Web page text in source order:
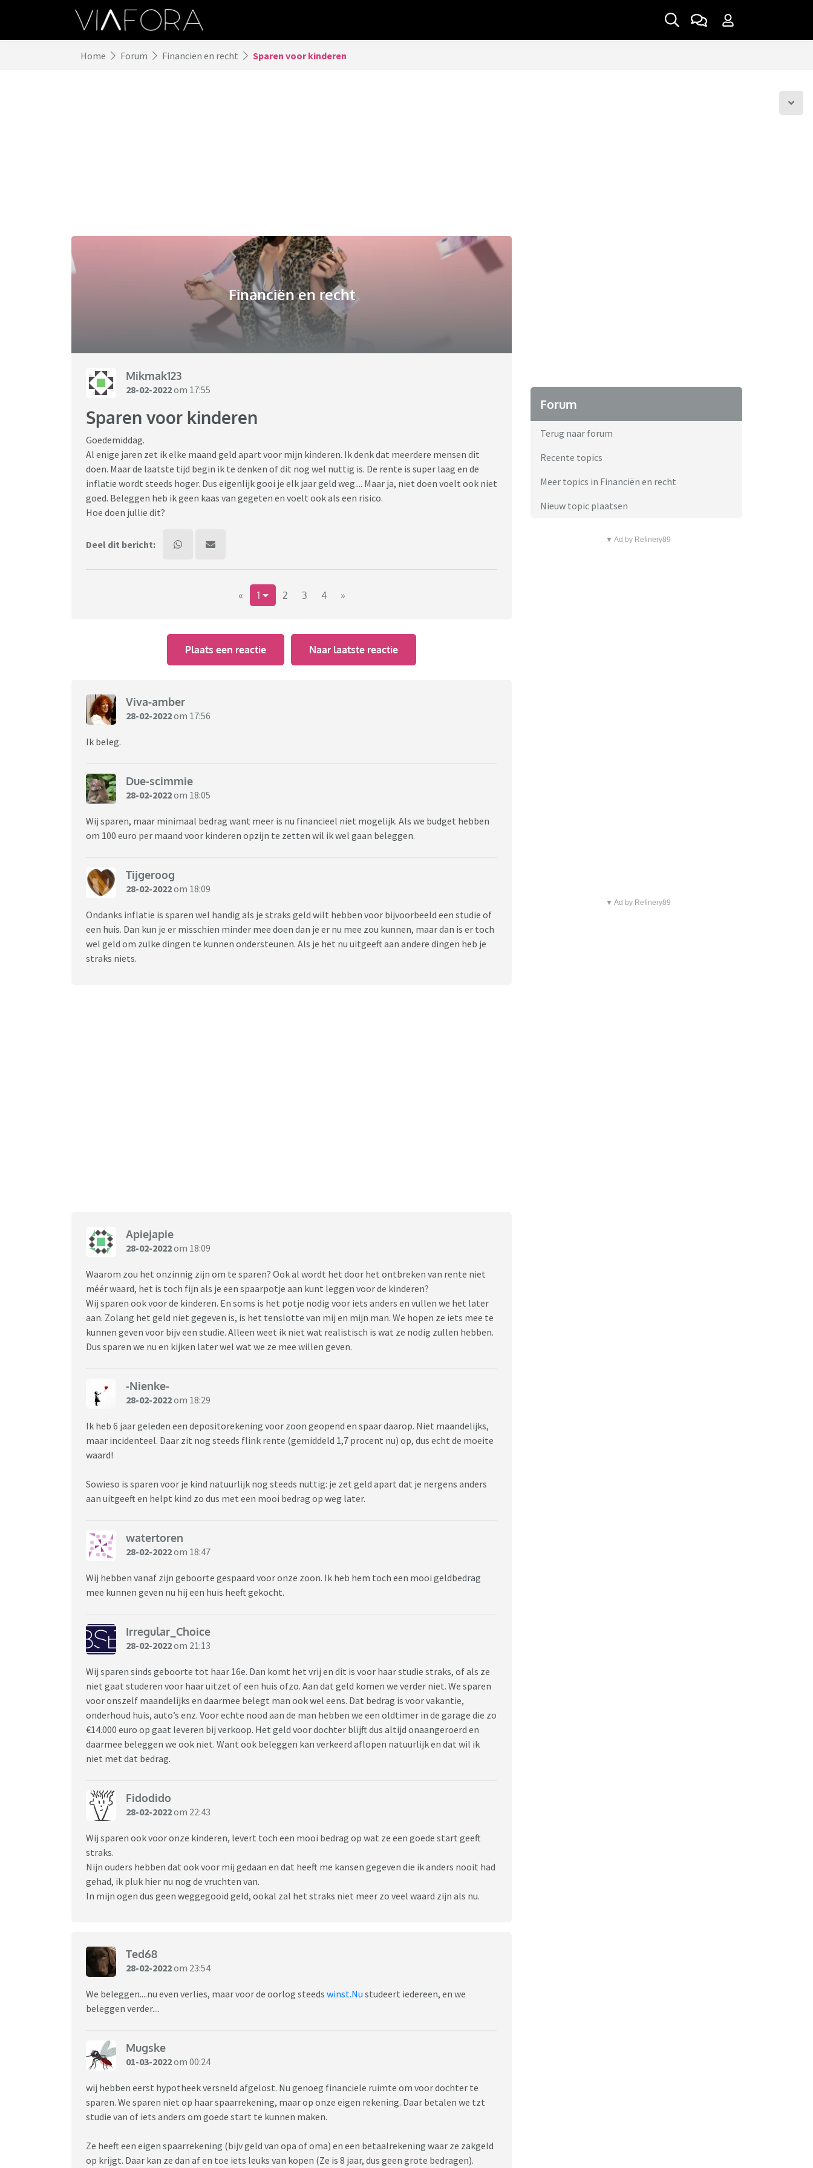
Home Forum Financiën en recht Sparen voor kinderen
Financiën en recht
Mikmak123
28-02-2022om 17:55
Sparen voor kinderen
Goedemiddag.
Al enige jaren zet ik elke maand geld apart voor mijn kinderen. Ik denk dat meerdere mensen dit
doen. Maar de laatste tijd begin ik te denken of dit nog wel nuttig is. De rente is super laag en de
inflatie wordt steeds hoger. Dus eigenlijk gooi je elk jaar geld weg.... Maar ja, niet doen voelt ook niet
goed. Beleggen heb ik geen kaas van gegeten en voelt ook als een risico.
Hoe doen jullie dit?
Deel dit bericht:
« 1 2 3 4 »
Plaats een reactie Naar laatste reactie
Viva-amber
28-02-2022om 17:56
Ik beleg.
Due-scimmie
28-02-2022om 18:05
Wij sparen, maar minimaal bedrag want meer is nu financieel niet mogelijk. Als we budget hebben
om 100 euro per maand voor kinderen opzijn te zetten wil ik wel gaan beleggen.
Tijgeroog
28-02-2022om 18:09
Ondanks inflatie is sparen wel handig als je straks geld wilt hebben voor bijvoorbeeld een studie of
een huis. Dan kun je er misschien minder mee doen dan je er nu mee zou kunnen, maar dan is er toch
wel geld om zulke dingen te kunnen ondersteunen. Als je het nu uitgeeft aan andere dingen heb je
straks niets.
Apiejapie
28-02-2022om 18:09
Waarom zou het onzinnig zijn om te sparen? Ook al wordt het door het ontbreken van rente niet
méér waard, het is toch fijn als je een spaarpotje aan kunt leggen voor de kinderen?
Wij sparen ook voor de kinderen. En soms is het potje nodig voor iets anders en vullen we het later
aan. Zolang het geld niet gegeven is, is het tenslotte van mij en mijn man. We hopen ze iets mee te
kunnen geven voor bijv een studie. Alleen weet ik niet wat realistisch is wat ze nodig zullen hebben.
Dus sparen we nu en kijken later wel wat we ze mee willen geven.
-Nienke-
28-02-2022om 18:29
Ik heb 6 jaar geleden een depositorekening voor zoon geopend en spaar daarop. Niet maandelijks,
maar incidenteel. Daar zit nog steeds flink rente (gemiddeld 1,7 procent nu) op, dus echt de moeite
waard!
Sowieso is sparen voor je kind natuurlijk nog steeds nuttig: je zet geld apart dat je nergens anders
aan uitgeeft en helpt kind zo dus met een mooi bedrag op weg later.
watertoren
28-02-2022om 18:47
Wij hebben vanaf zijn geboorte gespaard voor onze zoon. Ik heb hem toch een mooi geldbedrag
mee kunnen geven nu hij een huis heeft gekocht.
Irregular_Choice
28-02-2022om 21:13
Wij sparen sinds geboorte tot haar 16e. Dan komt het vrij en dit is voor haar studie straks, of als ze
niet gaat studeren voor haar uitzet of een huis ofzo. Aan dat geld komen we verder niet. We sparen
voor onszelf maandelijks en daarmee belegt man ook wel eens. Dat bedrag is voor vakantie,
onderhoud huis, auto’s enz. Voor echte nood aan de man hebben we een oldtimer in de garage die zo
€14.000 euro op gaat leveren bij verkoop. Het geld voor dochter blijft dus altijd onaangeroerd en
daarmee beleggen we ook niet. Want ook beleggen kan verkeerd aflopen natuurlijk en dat wil ik
niet met dat bedrag.
Fidodido
28-02-2022om 22:43
Wij sparen ook voor onze kinderen, levert toch een mooi bedrag op wat ze een goede start geeft
straks.
Nijn ouders hebben dat ook voor mij gedaan en dat heeft me kansen gegeven die ik anders nooit had
gehad, ik pluk hier nu nog de vruchten van.
In mijn ogen dus geen weggegooid geld, ookal zal het straks niet meer zo veel waard zijn als nu.
Ted68
28-02-2022om 23:54
We beleggen....nu even verlies, maar voor de oorlog steeds winst.Nu studeert iedereen, en we
beleggen verder....
Mugske
01-03-2022om 00:24
wij hebben eerst hypotheek versneld afgelost. Nu genoeg financiele ruimte om voor dochter te
sparen. We sparen niet op haar spaarrekening, maar op onze eigen rekening. Daar betalen we tzt
studie van of iets anders om goede start te kunnen maken.
Ze heeft een eigen spaarrekening (bijv geld van opa of oma) en een betaalrekening waar ze zakgeld
op krijgt. Daar kan ze dan af en toe iets leuks van kopen (Ze is 8 jaar, dus geen grote bedragen).
Forum
Terug naar forum
Recente topics
Meer topics in Financiën en recht
Nieuw topic plaatsen
▼ Ad by Refinery89
▼ Ad by Refinery89